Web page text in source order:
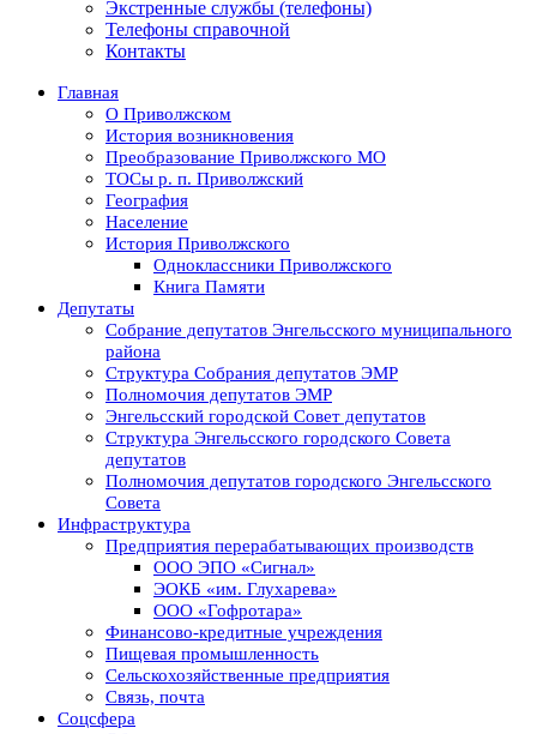
Экстренные службы (телефоны)
Телефоны справочной
Контакты
Главная
О Приволжском
История возникновения
Преобразование Приволжского МО
ТОСы р. п. Приволжский
География
Население
История Приволжского
Одноклассники Приволжского
Книга Памяти
Депутаты
Собрание депутатов Энгельсского муниципального
района
Структура Собрания депутатов ЭМР
Полномочия депутатов ЭМР
Энгельсский городской Совет депутатов
Структура Энгельсского городского Совета
депутатов
Полномочия депутатов городского Энгельсского
Совета
Инфраструктура
Предприятия перерабатывающих производств
ООО ЭПО «Сигнал»
ЭОКБ «им. Глухарева»
ООО «Гофротара»
Финансово-кредитные учреждения
Пищевая промышленность
Сельскохозяйственные предприятия
Связь, почта
Соцсфера